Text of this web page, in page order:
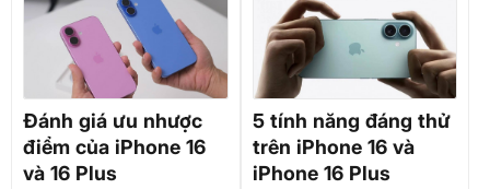
Đánh giá ưu nhược
điểm của iPhone 16
và 16 Plus
5 tính năng đáng thử
trên iPhone 16 và
iPhone 16 Plus